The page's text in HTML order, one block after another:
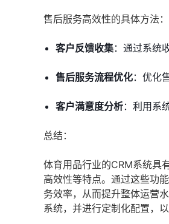
售后服务高效性的具体方法：
客户反馈收集：通过系统
售后服务流程优化：优化
客户满意度分析：利用系
总结：
体育用品行业的CRM系统具
高效性等特点。通过这些功
务效率，从而提升整体运营
系统，并进行定制化配置，